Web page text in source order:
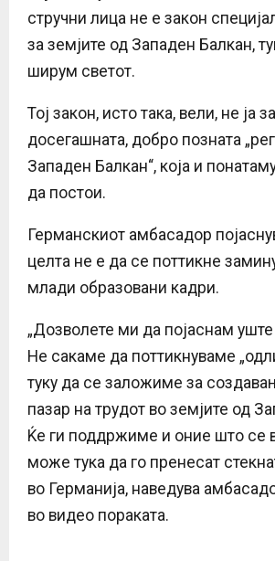
стручни лица не е закон
за земјите од Западен Балкан,
ширум светот.
Тој закон, исто така, вели, не ја
досегашната, добро позната
Западен Балкан“, која и
да постои.
Германскиот амбасадор
целта не е да се поттикне
млади образовани кадри.
„Дозволете ми да појаснам
Не сакаме да поттикнуваме
туку да се заложиме за
пазар на трудот во земјите од
Ќе ги поддржиме и оние што се
може тука да го пренесат
во Германија, наведува
во видео пораката.